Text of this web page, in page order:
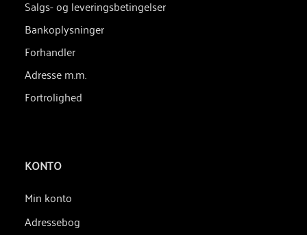
Salgs- og leveringsbetingelser
Bankoplysninger
Forhandler
Adresse m.m.
Fortrolighed
KONTO
Min konto
Adressebog